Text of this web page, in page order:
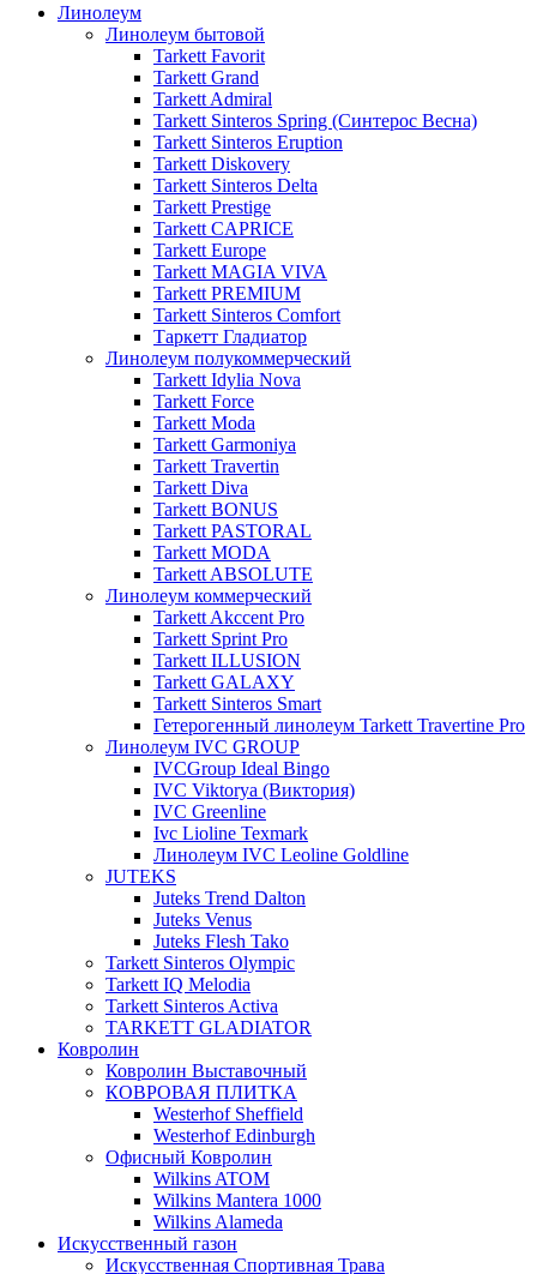
Линолеум
Линолеум бытовой
Tarkett Favorit
Tarkett Grand
Tarkett Admiral
Tarkett Sinteros Spring (Синтерос Весна)
Tarkett Sinteros Eruption
Tarkett Diskovery
Tarkett Sinteros Delta
Tarkett Prestige
Tarkett CAPRICE
Tarkett Europe
Tarkett MAGIA VIVA
Tarkett PREMIUM
Tarkett Sinteros Comfort
Таркетт Гладиатор
Линолеум полукоммерческий
Tarkett Idylia Nova
Tarkett Force
Tarkett Moda
Tarkett Garmoniya
Tarkett Travertin
Tarkett Diva
Tarkett BONUS
Tarkett PASTORAL
Tarkett MODA
Tarkett ABSOLUTE
Линолеум коммерческий
Tarkett Akccent Pro
Tarkett Sprint Pro
Tarkett ILLUSION
Tarkett GALAXY
Tarkett Sinteros Smart
Гетерогенный линолеум Tarkett Travertine Pro
Линолеум IVC GROUP
IVCGroup Ideal Bingo
IVC Viktorya (Виктория)
IVC Greenline
Ivc Lioline Texmark
Линолеум IVC Leoline Goldline
JUTEKS
Juteks Trend Dalton
Juteks Venus
Juteks Flesh Tako
Tarkett Sinteros Olympic
Tarkett IQ Melodia
Tarkett Sinteros Activa
TARKETT GLADIATOR
Ковролин
Ковролин Выставочный
КОВРОВАЯ ПЛИТКА
Westerhof Sheffield
Westerhof Edinburgh
Офисный Ковролин
Wilkins ATOM
Wilkins Mantera 1000
Wilkins Alameda
Искусственный газон
Искусственная Спортивная Трава